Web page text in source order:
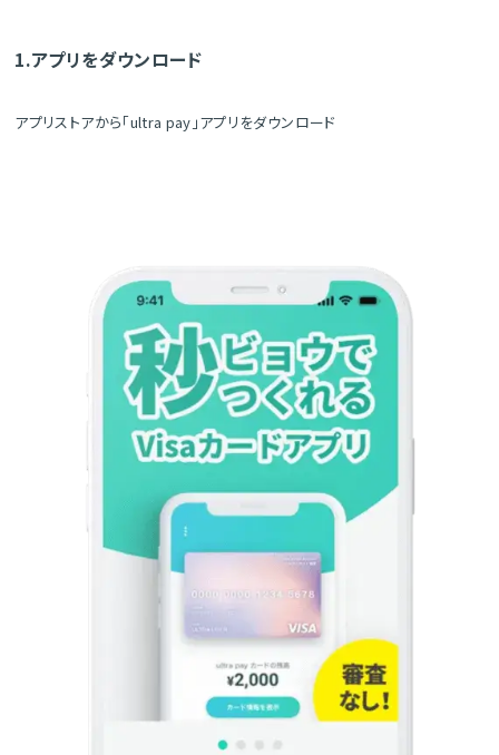
1.アプリをダウンロード
アプリストアから「ultra pay」アプリをダウンロード